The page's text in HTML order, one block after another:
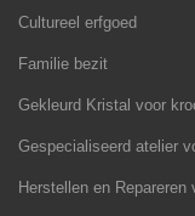
Cultureel erfgoed
Familie bezit
Gekleurd Kristal voor
Gespecialiseerd atelier
Herstellen en